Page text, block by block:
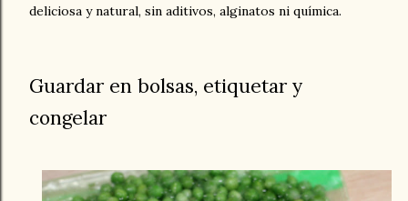
deliciosa y natural, sin aditivos, alginatos ni química.
Guardar en bolsas, etiquetar y
congelar